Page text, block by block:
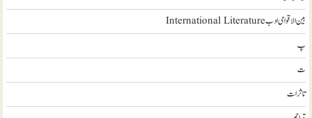
بین الاقوامی ادب International Literature
پ
ت
تاثرات